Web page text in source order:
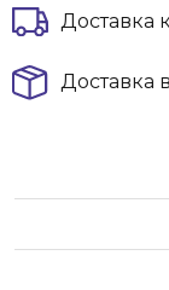
Доставка
Доставка